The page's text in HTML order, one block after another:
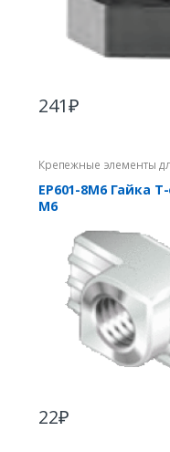
241₽
Крепежные элементы
EP601-8M6 Гайка
М6
22₽